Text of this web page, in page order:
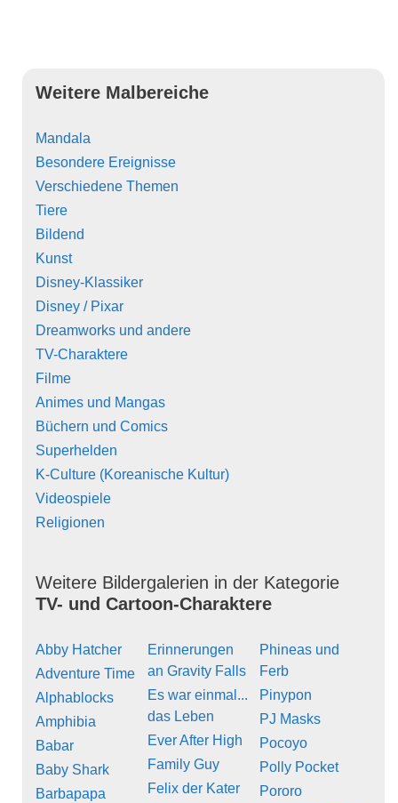
Weitere Malbereiche
Mandala
Besondere Ereignisse
Verschiedene Themen
Tiere
Bildend
Kunst
Disney-Klassiker
Disney / Pixar
Dreamworks und andere
TV-Charaktere
Filme
Animes und Mangas
Büchern und Comics
Superhelden
K-Culture (Koreanische Kultur)
Videospiele
Religionen
Weitere Bildergalerien in der Kategorie
TV- und Cartoon-Charaktere
Abby Hatcher
Adventure Time
Alphablocks
Amphibia
Babar
Baby Shark
Barbapapa
Erinnerungen
an Gravity Falls
Es war einmal...
das Leben
Ever After High
Family Guy
Felix der Kater
Phineas und
Ferb
Pinypon
PJ Masks
Pocoyo
Polly Pocket
Pororo